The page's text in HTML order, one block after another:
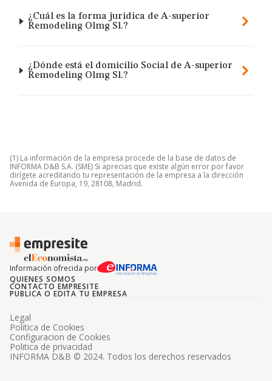
¿Cuál es la forma jurídica de A-superior
Remodeling Olmg Sl.?
¿Dónde está el domicilio Social de A-superior
Remodeling Olmg Sl.?
(1) La información de la empresa procede de la base de datos de
INFORMA D&B S.A. (SME) Si aprecias que existe algún error por favor
dirígete acreditando tu representación de la empresa a la dirección
Avenida de Europa, 19, 28108, Madrid.
Información ofrecida por
QUIENES SOMOS
CONTACTO EMPRESITE
PUBLICA O EDITA TU EMPRESA
INFORMA D&B © 2024. Todos los derechos reservados
Legal
Politica de Cookies
Configuracion de Cookies
Politica de privacidad